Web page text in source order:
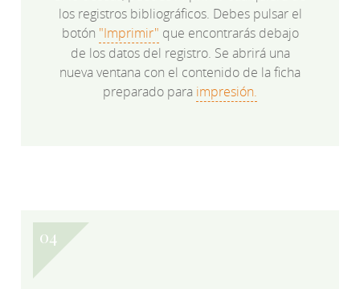
los registros bibliográficos. Debes pulsar el
botón "Imprimir" que encontrarás debajo
de los datos del registro. Se abrirá una
nueva ventana con el contenido de la ficha
preparado para impresión.